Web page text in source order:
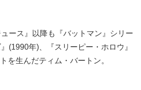
ース』以降も『バットマン』シリー
(1990年)、『スリーピー・ホロウ』
を生んだティム・バートン。